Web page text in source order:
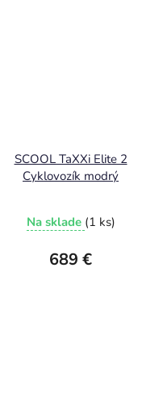
SCOOL TaXXi Elite 2
Cyklovozík modrý
Na sklade (1 ks)
689 €